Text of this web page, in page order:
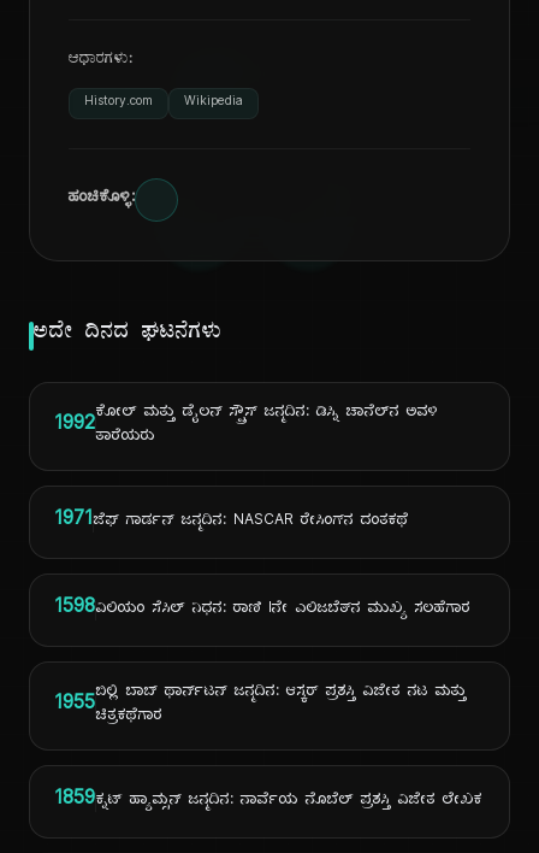
ದಿ
ಆಧಾರಗಳು:
History.com Wikipedia
ಹಂಚಿಕೊಳ್ಳಿ:
ಅದೇ ದಿನದ ಘಟನೆಗಳು
1992ಕೋಲ್ ಮತ್ತು ಡೈಲನ್ ಸ್ಪ್ರೌಸ್ ಜನ್ಮದಿನ: ಡಿಸ್ನಿ ಚಾನೆಲ್‌ನ ಅವಳಿ
ತಾರೆಯರು
1971ಜೆಫ್ ಗಾರ್ಡನ್ ಜನ್ಮದಿನ: NASCAR ರೇಸಿಂಗ್‌ನ ದಂತಕಥೆ
1598ವಿಲಿಯಂ ಸೆಸಿಲ್ ನಿಧನ: ರಾಣಿ Iನೇ ಎಲಿಜಬೆತ್‌ನ ಮುಖ್ಯ ಸಲಹೆಗಾರ
1955ಬಿಲ್ಲಿ ಬಾಬ್ ಥಾರ್ನ್‌ಟನ್ ಜನ್ಮದಿನ: ಆಸ್ಕರ್ ಪ್ರಶಸ್ತಿ ವಿಜೇತ ನಟ ಮತ್ತು
ಚಿತ್ರಕಥೆಗಾರ
1859ಕ್ನಟ್ ಹ್ಯಾಮ್ಸನ್ ಜನ್ಮದಿನ: ನಾರ್ವೆಯ ನೊಬೆಲ್ ಪ್ರಶಸ್ತಿ ವಿಜೇತ ಲೇಖಕ